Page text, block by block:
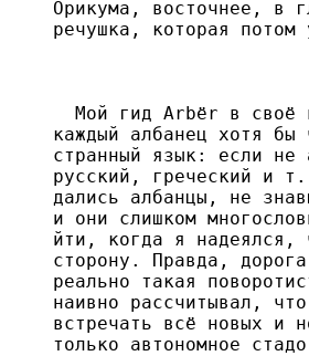
Орикума, восточнее, в
речушка, которая потом
Мой гид Arbёr в
каждый албанец хотя
странный язык: если
русский, греческий и
дались албанцы, не
и они слишком
йти, когда я надеялся,
сторону. Правда,
реально такая
наивно рассчитывал,
встречать всё новых и
только автономное